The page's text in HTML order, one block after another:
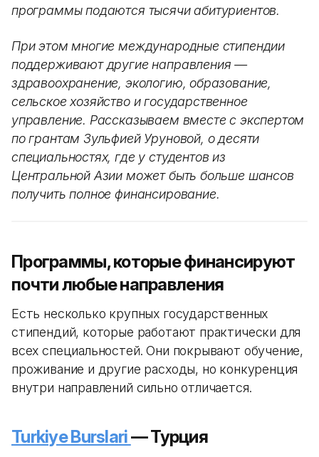
программы подаются тысячи абитуриентов.
При этом многие международные стипендии
поддерживают другие направления —
здравоохранение, экологию, образование,
сельское хозяйство и государственное
управление. Рассказываем вместе с экспертом
по грантам Зульфией Уруновой, о десяти
специальностях, где у студентов из
Центральной Азии может быть больше шансов
получить полное финансирование.
Программы, которые финансируют
почти любые направления
Есть несколько крупных государственных
стипендий, которые работают практически для
всех специальностей. Они покрывают обучение,
проживание и другие расходы, но конкуренция
внутри направлений сильно отличается.
Turkiye Burslari— Турция